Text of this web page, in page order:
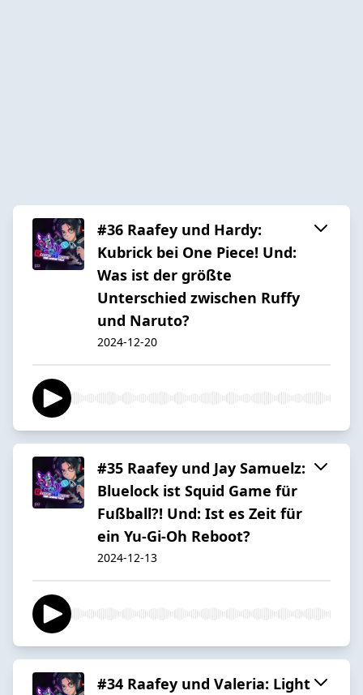
#36 Raafey und Hardy:
Kubrick bei One Piece! Und:
Was ist der größte
Unterschied zwischen Ruffy
und Naruto?
2024-12-20
#35 Raafey und Jay Samuelz:
Bluelock ist Squid Game für
Fußball?! Und: Ist es Zeit für
ein Yu-Gi-Oh Reboot?
2024-12-13
#34 Raafey und Valeria: Light